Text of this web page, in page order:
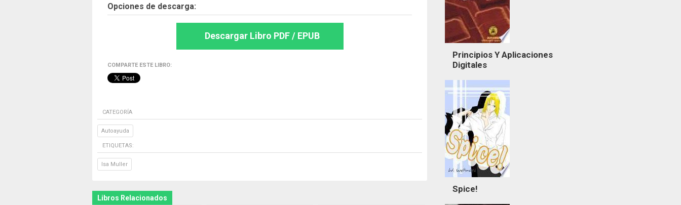
Opciones de descarga:
Descargar Libro PDF / EPUB
COMPARTE ESTE LIBRO:
CATEGORÍA
Autoayuda
ETIQUETAS:
Isa Muller
Libros Relacionados
Principios Y Aplicaciones
Digitales
Spice!